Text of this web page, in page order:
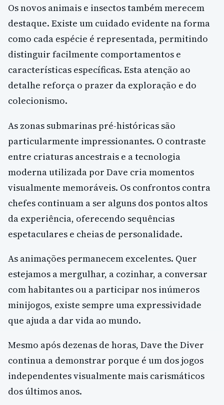
Os novos animais e insectos também merecem
destaque. Existe um cuidado evidente na forma
como cada espécie é representada, permitindo
distinguir facilmente comportamentos e
características específicas. Esta atenção ao
detalhe reforça o prazer da exploração e do
colecionismo.
As zonas submarinas pré-históricas são
particularmente impressionantes. O contraste
entre criaturas ancestrais e a tecnologia
moderna utilizada por Dave cria momentos
visualmente memoráveis. Os confrontos contra
chefes continuam a ser alguns dos pontos altos
da experiência, oferecendo sequências
espetaculares e cheias de personalidade.
As animações permanecem excelentes. Quer
estejamos a mergulhar, a cozinhar, a conversar
com habitantes ou a participar nos inúmeros
minijogos, existe sempre uma expressividade
que ajuda a dar vida ao mundo.
Mesmo após dezenas de horas, Dave the Diver
continua a demonstrar porque é um dos jogos
independentes visualmente mais carismáticos
dos últimos anos.